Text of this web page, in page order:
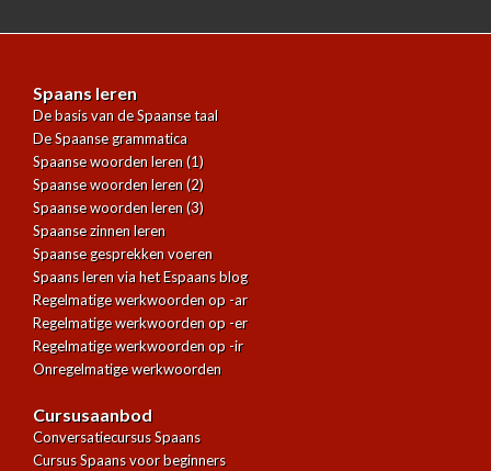
Spaans leren
De basis van de Spaanse taal
De Spaanse grammatica
Spaanse woorden leren (1)
Spaanse woorden leren (2)
Spaanse woorden leren (3)
Spaanse zinnen leren
Spaanse gesprekken voeren
Spaans leren via het Espaans blog
Regelmatige werkwoorden op -ar
Regelmatige werkwoorden op -er
Regelmatige werkwoorden op -ir
Onregelmatige werkwoorden
Cursusaanbod
Conversatiecursus Spaans
Cursus Spaans voor beginners